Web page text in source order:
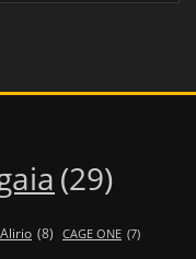
(29)
(8) CAGE ONE (7)